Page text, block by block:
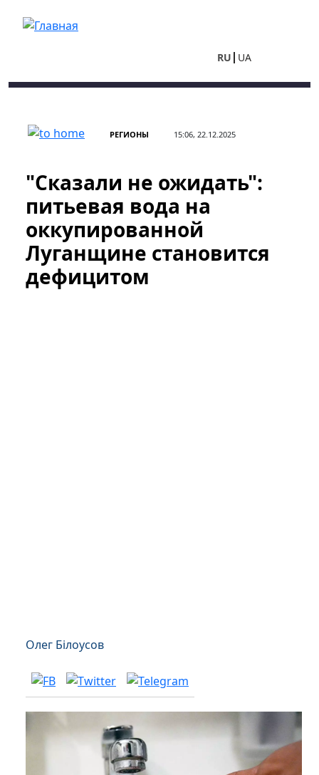
RU UA
РЕГИОНЫ 15:06, 22.12.2025
"Сказали не ожидать":
питьевая вода на
оккупированной
Луганщине становится
дефицитом
Олег Білоусов